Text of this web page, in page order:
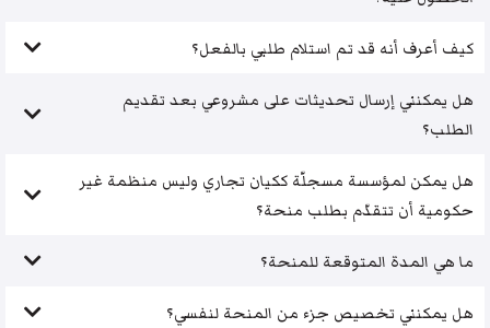
كيف أعرف أنه قد تم استلام طلبي بالفعل؟
هل يمكنني إرسال تحديثات على مشروعي بعد تقديم
الطلب؟
هل يمكن لمؤسسة مسجلّة ككيان تجاري وليس منظمة غير
حكومية أن تتقدّم بطلب منحة؟
ما هي المدة المتوقعة للمنحة؟
هل يمكنني تخصيص جزء من المنحة لنفسي؟